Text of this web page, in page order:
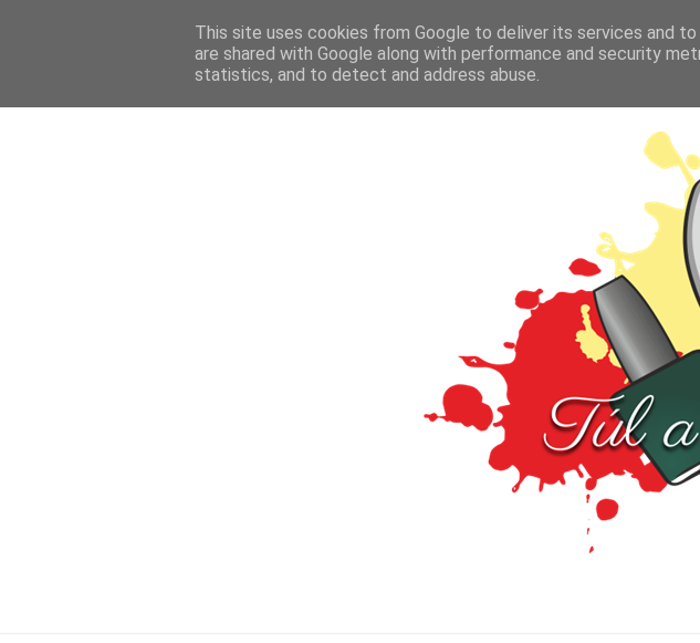
FŐOLDAL TESZT
This site uses cookies from Google to deliver its services and
are shared with Google along with performance and security
statistics, and to detect and address abuse.